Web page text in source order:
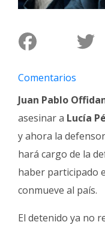
Familia
Comentarios
Juan Pablo
asesinar a Lucía
y ahora la
hará cargo de la
haber participado
conmueve al país.
El detenido ya no